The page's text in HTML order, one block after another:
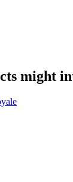
might